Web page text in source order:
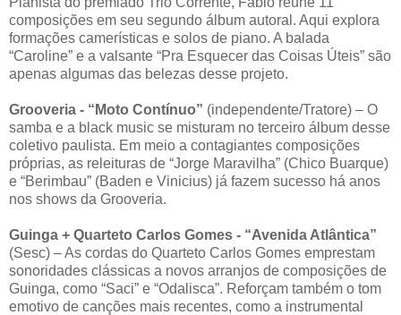
composições em seu segundo álbum autoral. Aqui explora
formações camerísticas e solos de piano. A balada
“Caroline” e a valsante “Pra Esquecer das Coisas Úteis” são
apenas algumas das belezas desse projeto.
Grooveria - “Moto Contínuo” (independente/Tratore) – O
samba e a black music se misturam no terceiro álbum desse
coletivo paulista. Em meio a contagiantes composições
próprias, as releituras de “Jorge Maravilha” (Chico Buarque)
e “Berimbau” (Baden e Vinicius) já fazem sucesso há anos
nos shows da Grooveria.
Guinga + Quarteto Carlos Gomes - “Avenida Atlântica”
(Sesc) – As cordas do Quarteto Carlos Gomes emprestam
sonoridades clássicas a novos arranjos de composições de
Guinga, como “Saci” e “Odalisca”. Reforçam também o tom
emotivo de canções mais recentes, como a instrumental